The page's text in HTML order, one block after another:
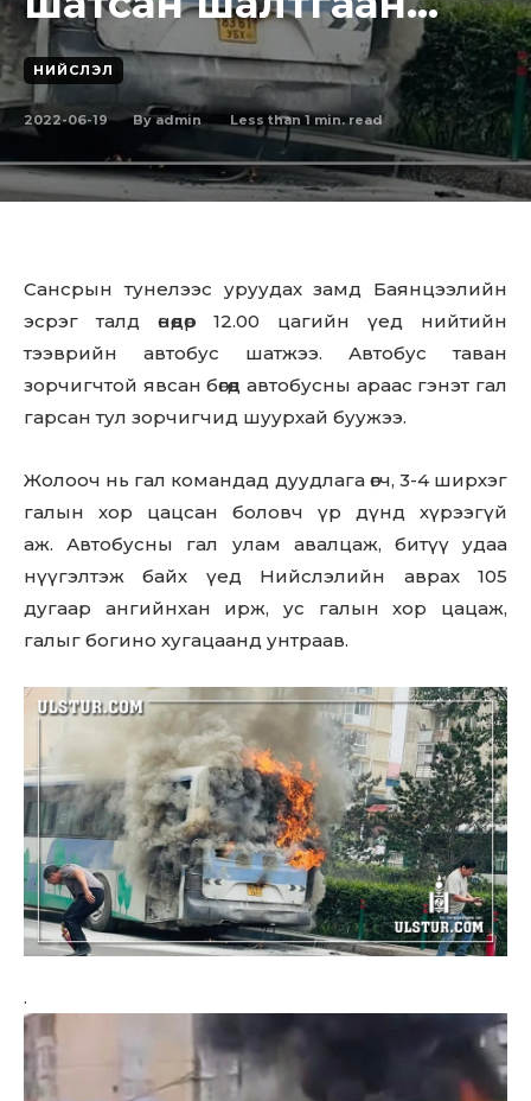
НИЙСЛЭЛ
2022-06-19 By admin Less than 1min. read
Сансрын тунелээс уруудах замд Баянцээлийн
эсрэг талд өнөөдөр 12.00 цагийн үед нийтийн
тээврийн автобус шатжээ. Автобус таван
зорчигчтой явсан бөгөөд автобусны араас гэнэт гал
гарсан тул зорчигчид шуурхай буужээ.
Жолооч нь гал командад дуудлага өгч, 3-4 ширхэг
галын хор цацсан боловч үр дүнд хүрээгүй
аж. Автобусны гал улам авалцаж, битүү удаа
нүүгэлтэж байх үед Нийслэлийн аврах 105
дугаар ангийнхан ирж, ус галын хор цацаж,
галыг богино хугацаанд унтраав.
.